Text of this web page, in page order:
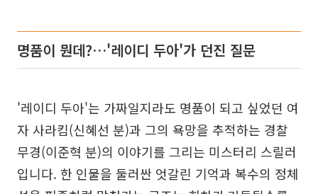
명품이 뭔데?…'레이디 두아'가 던진 질문
'레이디 두아'는 가짜일지라도 명품이 되고 싶었던 여
자 사라킴(신혜선 분)과 그의 욕망을 추적하는 경찰
무경(이준혁 분)의 이야기를 그리는 미스터리 스릴러
입니다. 한 인물을 둘러싼 엇갈린 기억과 복수의 정체